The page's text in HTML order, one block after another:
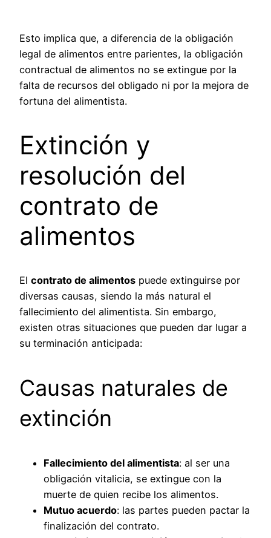
Esto implica que, a diferencia de la obligación
legal de alimentos entre parientes, la obligación
contractual de alimentos no se extingue por la
falta de recursos del obligado ni por la mejora de
fortuna del alimentista.
Extinción y
resolución del
contrato de
alimentos
El contrato de alimentos puede extinguirse por
diversas causas, siendo la más natural el
fallecimiento del alimentista. Sin embargo,
existen otras situaciones que pueden dar lugar a
su terminación anticipada:
Causas naturales de
extinción
Fallecimiento del alimentista: al ser una
obligación vitalicia, se extingue con la
muerte de quien recibe los alimentos.
Mutuo acuerdo: las partes pueden pactar la
finalización del contrato.